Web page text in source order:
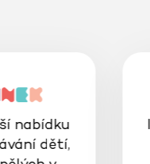
nabídku
dětí,